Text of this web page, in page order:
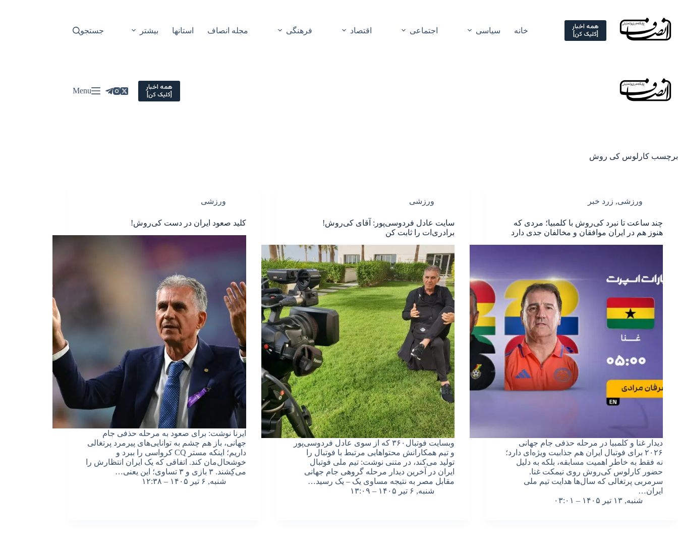
content
همه اخبار
[کلیک کن] خانه سیاسی اجتماعی اقتصاد فرهنگی مجله انصاف استانها بیشتر جستجو
همه اخبار
[کلیک کن] Menu
برچسب کارلوس کی روش
ورزشی, زرد خبر
چند ساعت تا نبرد کی‌روش با کلمبیا؛ مردی که
هنوز هم در ایران موافقان و مخالفان جدی دارد
دیدار غنا و کلمبیا در مرحله حذفی جام جهانی
۲۰۲۶ برای فوتبال ایران هم جذابیت ویژه‌ای دارد؛
نه فقط به خاطر اهمیت مسابقه، بلکه به دلیل
حضور کارلوس کی‌روش روی نیمکت غنا.
سرمربی پرتغالی که سال‌ها هدایت تیم ملی
ایران…
شنبه, ۱۳ تیر ۱۴۰۵ – ۰۳:۰۱
ورزشی
سایت عادل فردوسی‌پور: آقای کی‌روش!
برادری‌ات را ثابت کن
وبسایت فوتبال۳۶۰ که از سوی عادل فردوسی‌پور
و تیم همکارانش محتواهایی مرتبط با فوتبال را
تولید می‌کند، در متنی نوشت: تیم ملی فوتبال
ایران در آخرین دیدار مرحله گروهی جام جهانی
مقابل مصر به نتیجه مساوی یک – یک رسید…
شنبه, ۶ تیر ۱۴۰۵ – ۱۳:۰۹
ورزشی
کلید صعود ایران در دست کی‌روش!
ایرنا نوشت: برای صعود به مرحله حذفی جام
جهانی، باز هم چشم به توانایی‌های پیرمرد پرتغالی
داریم؛ اینکه مستر CQ کرواسی را ببرد و
خوشحال‌مان کند. اتفاقی که یک ایران انتظارش را
می‌کِشند. ۳ بازی و ۳ تساوی؛ این یعنی…
شنبه, ۶ تیر ۱۴۰۵ – ۱۲:۳۸